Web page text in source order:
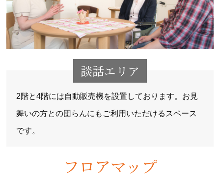
談話エリア
2階と4階には自動販売機を設置しております。お見
舞いの方との団らんにもご利用いただけるスペース
です。
フロアマップ